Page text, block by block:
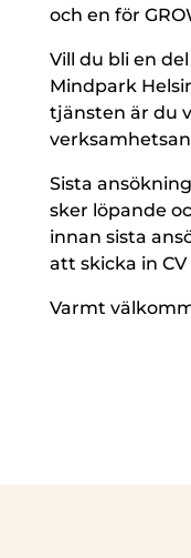
och en för
Vill du bli en
Mindpark
tjänsten är du
Sista
sker löpande
innan sista
att skicka in
Varmt